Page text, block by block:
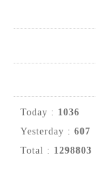
Today : 1036
Yesterday : 607
Total : 1298803